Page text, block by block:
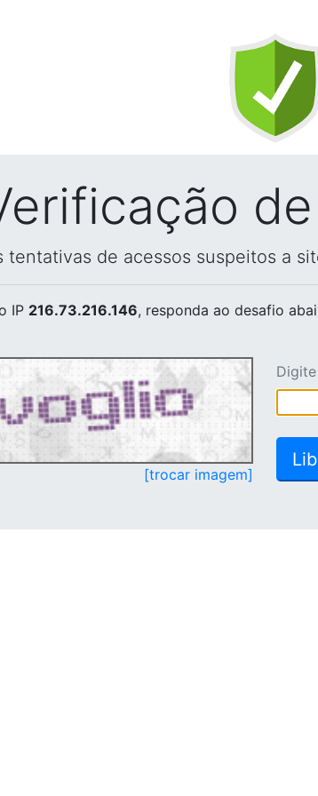
tentativas de acessos suspeitos a
IP 216.73.216.146, responda ao desafio
[trocar imagem]